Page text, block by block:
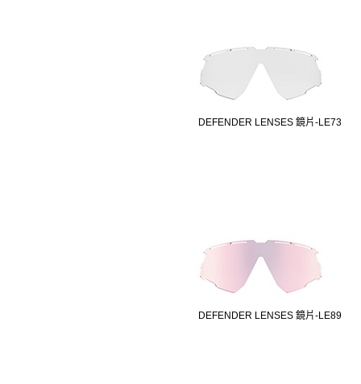
DEFENDER LENSES 鏡片-LE73
DEFENDER LENSES 鏡片-LE89